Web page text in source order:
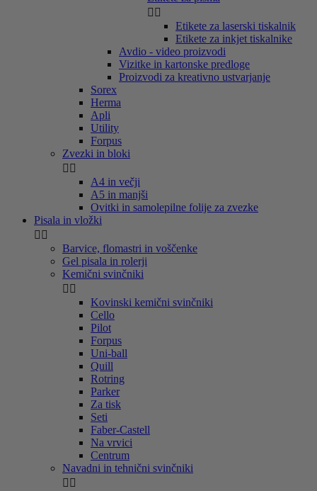
 
Etikete za laserski tiskalnik
Etikete za inkjet tiskalnike
Avdio - video proizvodi
Vizitke in kartonske predloge
Proizvodi za kreativno ustvarjanje
Sorex
Herma
Apli
Utility
Forpus
Zvezki in bloki
 
A4 in večji
A5 in manjši
Ovitki in samolepilne folije za zvezke
Pisala in vložki
 
Barvice, flomastri in voščenke
Gel pisala in rolerji
Kemični svinčniki
 
Kovinski kemični svinčniki
Cello
Pilot
Forpus
Uni-ball
Quill
Rotring
Parker
Za tisk
Seti
Faber-Castell
Na vrvici
Centrum
Navadni in tehnični svinčniki
 